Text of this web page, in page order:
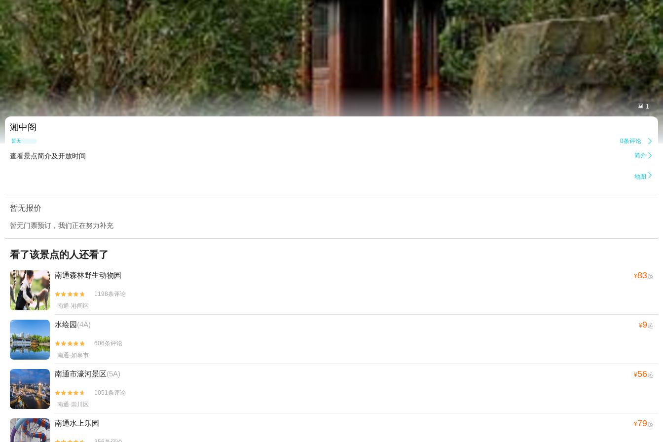
 1
湘中阁
暂无点评 0条评论 
查看景点简介及开放时间 简介 
地图 
暂无报价
暂无门票预订，我们正在努力补充
看了该景点的人还看了
南通森林野生动物园 ¥83起


1198条评论
南通·港闸区
水绘园(4A) ¥9起


606条评论
南通·如皋市
南通市濠河景区(5A) ¥56起


1051条评论
南通·崇川区
南通水上乐园 ¥79起